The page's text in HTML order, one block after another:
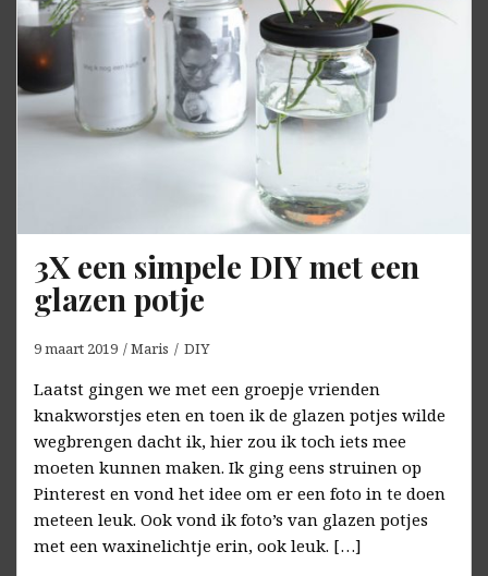
3X een simpele DIY met een
glazen potje
9 maart 2019 Maris DIY
Laatst gingen we met een groepje vrienden
knakworstjes eten en toen ik de glazen potjes wilde
wegbrengen dacht ik, hier zou ik toch iets mee
moeten kunnen maken. Ik ging eens struinen op
Pinterest en vond het idee om er een foto in te doen
meteen leuk. Ook vond ik foto’s van glazen potjes
met een waxinelichtje erin, ook leuk. […]